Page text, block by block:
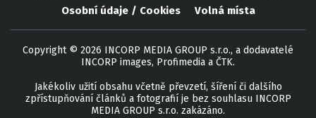
Osobní údaje / Cookies
Volná místa
Copyright © 2026 INCORP MEDIA GROUP s.r.o., a dodavatelé
INCORP images, Profimedia a ČTK.
Jakékoliv užití obsahu včetně převzetí, šíření či dalšího
zpřístupňování článků a fotografií je bez souhlasu INCORP
MEDIA GROUP s.r.o. zakázáno.